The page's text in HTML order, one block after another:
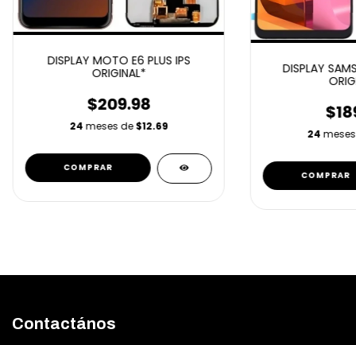
DISPLAY MOTO E6 PLUS IPS
ORIGINAL*
$209.98
24 meses de$12.69
DISPLAY
24
Contactános